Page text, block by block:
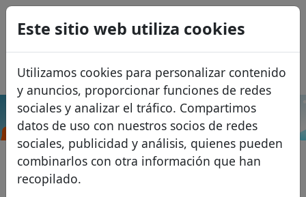
Este sitio web utiliza cookies
Utilizamos cookies para personalizar contenido
y anuncios, proporcionar funciones de redes
sociales y analizar el tráfico. Compartimos
datos de uso con nuestros socios de redes
sociales, publicidad y análisis, quienes pueden
combinarlos con otra información que han
recopilado.
Dominios
Base de datos de dominios
Dominios africanos
Lista de precios
Buscar
USD
EUR
GBP
Français
Italiano
Português
Română
Eesti
.exposed Buscar